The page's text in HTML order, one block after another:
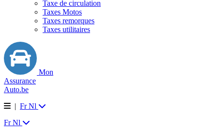
Taxe de circulation
Taxes Motos
Taxes remorques
Taxes utilitaires
Mon
Assurance
Auto.be
| Fr Nl
Fr Nl